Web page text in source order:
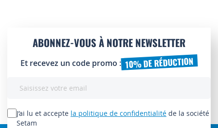
ABONNEZ-VOUS À NOTRE NEWSLETTER
Et recevez un code promo : 10% DE RÉDUCTION
lettre
d’information
J’ai lu et accepte la politique de confidentialité de la société
Setam